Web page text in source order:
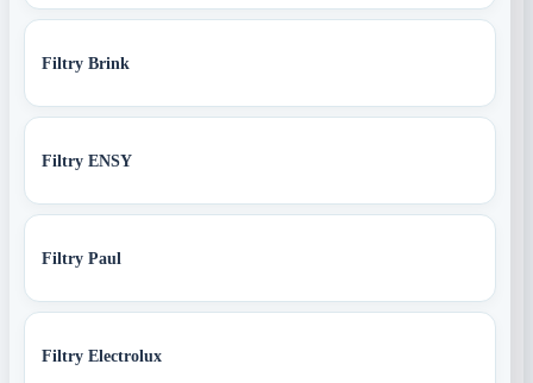
Filtry Brink
Filtry ENSY
Filtry Paul
Filtry Electrolux